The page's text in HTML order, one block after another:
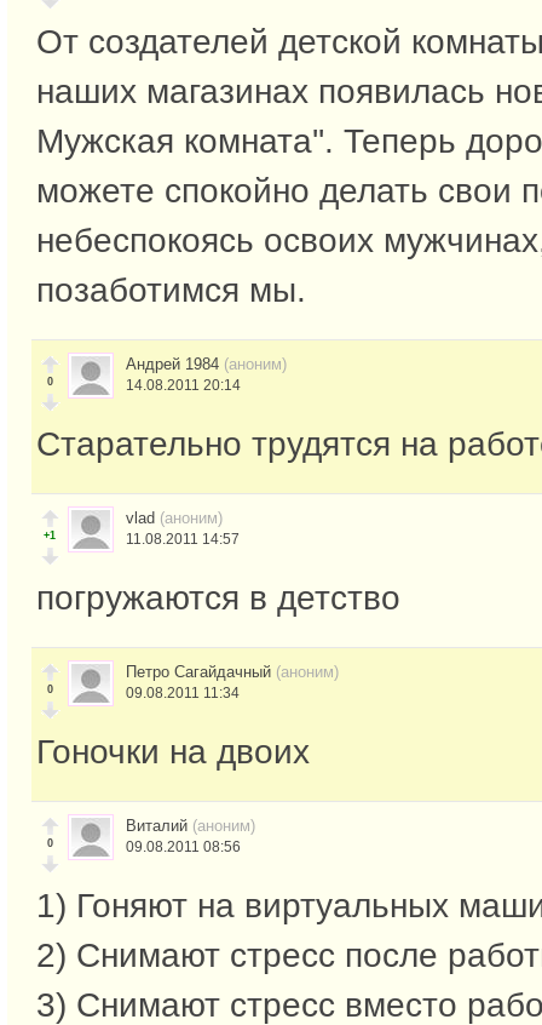
От создателей детской
наших магазинах появилась
Мужская комната''. Теперь
можете спокойно делать свои
небеспокоясь освоих
позаботимся мы.
0
Андрей 1984 (аноним)
14.08.2011 20:14
Старательно трудятся на
+1
vlad (аноним)
11.08.2011 14:57
погружаются в детство
0
Петро Сагайдачный (аноним)
09.08.2011 11:34
Гоночки на двоих
0
Виталий (аноним)
09.08.2011 08:56
1) Гоняют на виртуальных
2) Снимают стресс после
3) Снимают стресс вместо